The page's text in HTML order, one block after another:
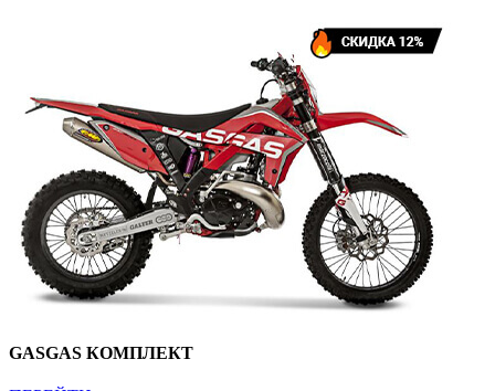
GASGAS КОМПЛЕКТ